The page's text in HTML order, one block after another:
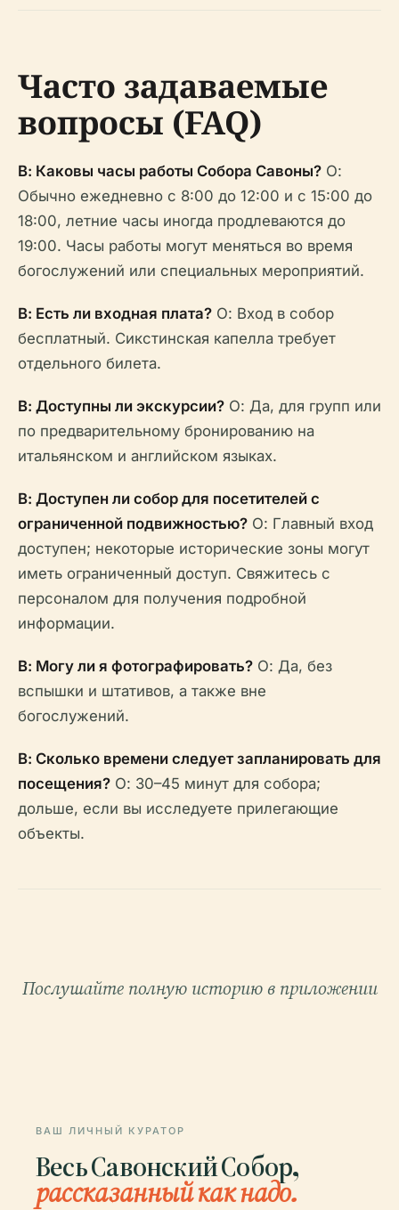
Часто задаваемые
вопросы (FAQ)
В: Каковы часы работы Собора Савоны? О:
Обычно ежедневно с 8:00 до 12:00 и с 15:00 до
18:00, летние часы иногда продлеваются до
19:00. Часы работы могут меняться во время
богослужений или специальных мероприятий.
В: Есть ли входная плата? О: Вход в собор
бесплатный. Сикстинская капелла требует
отдельного билета.
В: Доступны ли экскурсии? О: Да, для групп или
по предварительному бронированию на
итальянском и английском языках.
В: Доступен ли собор для посетителей с
ограниченной подвижностью? О: Главный вход
доступен; некоторые исторические зоны могут
иметь ограниченный доступ. Свяжитесь с
персоналом для получения подробной
информации.
В: Могу ли я фотографировать? О: Да, без
вспышки и штативов, а также вне
богослужений.
В: Сколько времени следует запланировать для
посещения? О: 30–45 минут для собора;
дольше, если вы исследуете прилегающие
объекты.
Послушайте полную историю в приложении
ВАШ ЛИЧНЫЙ КУРАТОР
Весь Савонский Собор,
рассказанный как надо.